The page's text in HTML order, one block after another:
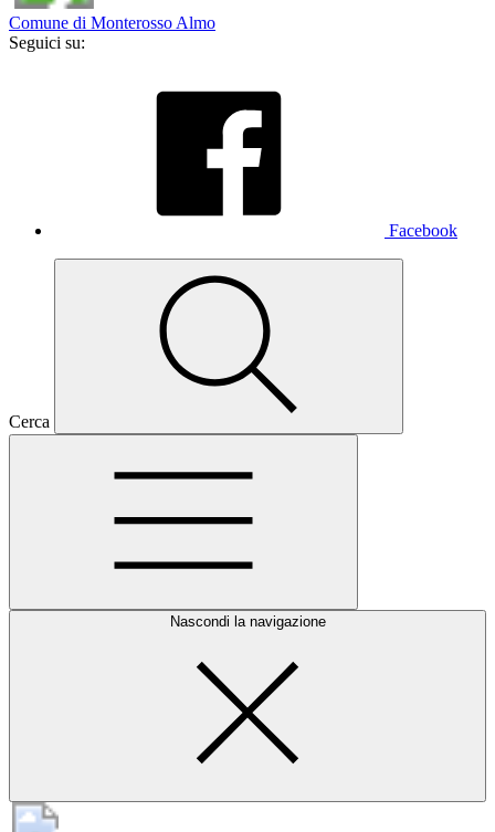
Comune di Monterosso Almo
Seguici su:
Facebook
Cerca
Nascondi la navigazione